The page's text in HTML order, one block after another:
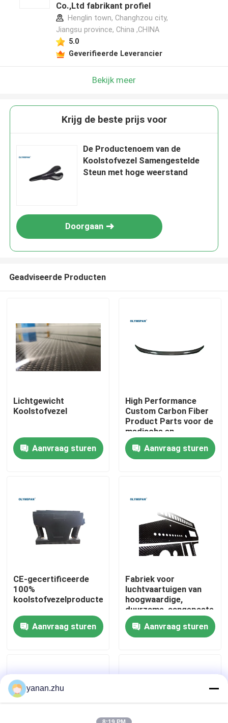
Producten
Over ons
Kwaliteitscontrole
Neem contact met ons op
Gevallen
Co.,Ltd fabrikant profiel
Henglin town, Changhzou city,
Jiangsu province, China ,CHINA
5.0
Geverifieerde Leverancier
Bekijk meer
Krijg de beste prijs voor
De Productenoem van de
Koolstofvezel Samengestelde
Steun met hoge weerstand
Doorgaan
Geadviseerde Producten
Lichtgewicht
Koolstofvezel
Aanvraag sturen
High Performance
Custom Carbon Fiber
Product Parts voor de
medische en
automotive industrie
Aanvraag sturen
CE-gecertificeerde
100%
koolstofvezelproducten
Aanvraag sturen
Fabriek voor
luchtvaartuigen van
hoogwaardige,
duurzame, aangepaste
koolstofvezels
Aanvraag sturen
yanan.zhu